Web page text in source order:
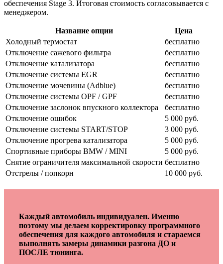
обеспечения Stage 3. Итоговая стоимость согласовывается с
менеджером.
Название опции
Цена
Холодный термостат
бесплатно
Отключение сажевого фильтра
бесплатно
Отключение катализатора
бесплатно
Отключение системы EGR
бесплатно
Отключение мочевины (Adblue)
бесплатно
Отключение системы OPF / GPF
бесплатно
Отключение заслонок впускного коллектора
бесплатно
Отключение ошибок
5 000 руб.
Отключение системы START/STOP
3 000 руб.
Отключение прогрева катализатора
5 000 руб.
Спортивные приборы BMW / MINI
5 000 руб.
Снятие ограничителя максимальной скорости бесплатно
Отстрелы / попкорн
10 000 руб.
Каждый автомобиль индивидуален. Именно
поэтому мы делаем корректировку программного
обеспечения для каждого автомобиля и стараемся
выполнять замеры динамики разгона ДО и
ПОСЛЕ тюнинга.